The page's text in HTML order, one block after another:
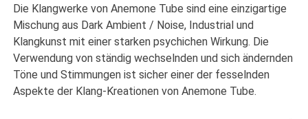
Die Klangwerke von Anemone Tube sind eine einzigartige
Mischung aus Dark Ambient / Noise, Industrial und
Klangkunst mit einer starken psychichen Wirkung. Die
Verwendung von ständig wechselnden und sich ändernden
Töne und Stimmungen ist sicher einer der fesselnden
Aspekte der Klang-Kreationen von Anemone Tube.